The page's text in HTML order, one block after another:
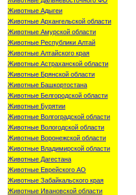
Животные Адыгеи
Животные Архангельской области
Животные Амурской области
Животные Республики Алтай
Животные Алтайского края
Животные Астраханской области
Животные Брянской области
Животные Башкортостана
Животные Белгородской области
Животные Бурятии
Животные Волгоградской области
Животные Вологодской области
Животные Воронежской области
Животные Владимирской области
Животные Дагестана
Животные Еврейского АО
Животные Забайкальского края
Животные Ивановской области